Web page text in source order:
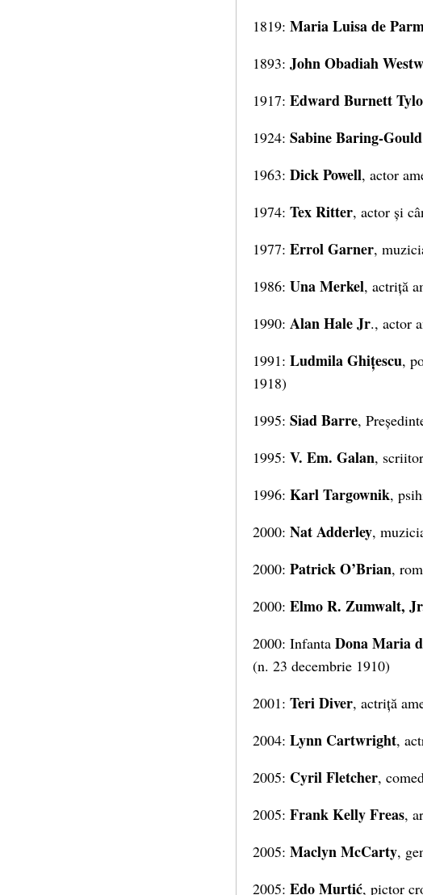
1819: Maria Luisa de
1893: John Obadiah
1917: Edward Burnett
1924: Sabine Baring-Gould
1963: Dick Powell, actor
1974: TexRitter, actor și
1977: Errol Garner,
1986: Una Merkel, actriță
1990: Alan Hale Jr., actor
1991: Ludmila Ghițescu,
1918)
1995: Siad Barre,
1995: V. Em. Galan,
1996: Karl Targownik,
2000: Nat Adderley,
2000: Patrick O’Brian,
2000: Elmo R. Zumwalt,
2000: Infanta Dona Maria
(n. 23 decembrie 1910)
2001: Teri Diver, actriță
2004: Lynn Cartwright,
2005: Cyril Fletcher,
2005: Frank Kelly Freas,
2005: Maclyn McCarty,
2005: EdoMurtić, pictor